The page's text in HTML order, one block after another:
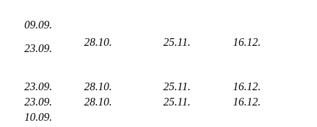
09.09.
23.09.
28.10. 25.11. 16.12.
23.09. 28.10. 25.11.
16.12.
23.09. 28.10. 25.11. 16.12.
10.09.